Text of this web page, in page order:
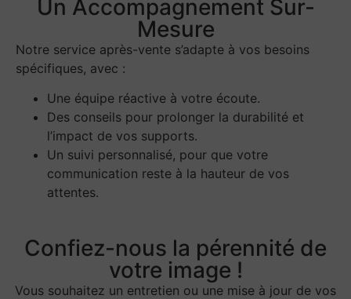
Un Accompagnement Sur-
Mesure
Notre service après-vente s’adapte à vos besoins
spécifiques, avec :
Une équipe réactive à votre écoute.
Des conseils pour prolonger la durabilité et
l’impact de vos supports.
Un suivi personnalisé, pour que votre
communication reste à la hauteur de vos
attentes.
Confiez-nous la pérennité de
votre image !
Vous souhaitez un entretien ou une mise à jour de vos